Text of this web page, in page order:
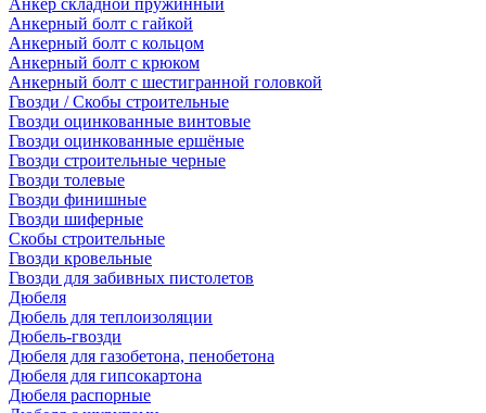
Анкер складной пружинный
Анкерный болт с гайкой
Анкерный болт с кольцом
Анкерный болт с крюком
Анкерный болт с шестигранной головкой
Гвозди / Скобы строительные
Гвозди оцинкованные винтовые
Гвозди оцинкованные ершёные
Гвозди строительные черные
Гвозди толевые
Гвозди финишные
Гвозди шиферные
Скобы строительные
Гвозди кровельные
Гвозди для забивных пистолетов
Дюбеля
Дюбель для теплоизоляции
Дюбель-гвозди
Дюбеля для газобетона, пенобетона
Дюбеля для гипсокартона
Дюбеля распорные